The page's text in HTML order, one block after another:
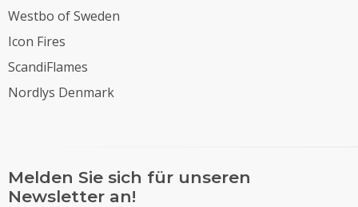
Westbo of Sweden
Icon Fires
ScandiFlames
Nordlys Denmark
Melden Sie sich für unseren
Newsletter an!